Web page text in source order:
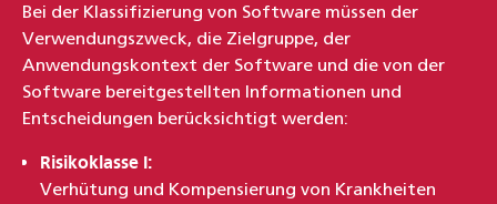
Bei der Klassifizierung von Software müssen der
Verwendungszweck, die Zielgruppe, der
Anwendungskontext der Software und die von der
Software bereitgestellten Informationen und
Entscheidungen berücksichtigt werden:
Risikoklasse I:
Verhütung und Kompensierung von Krankheiten